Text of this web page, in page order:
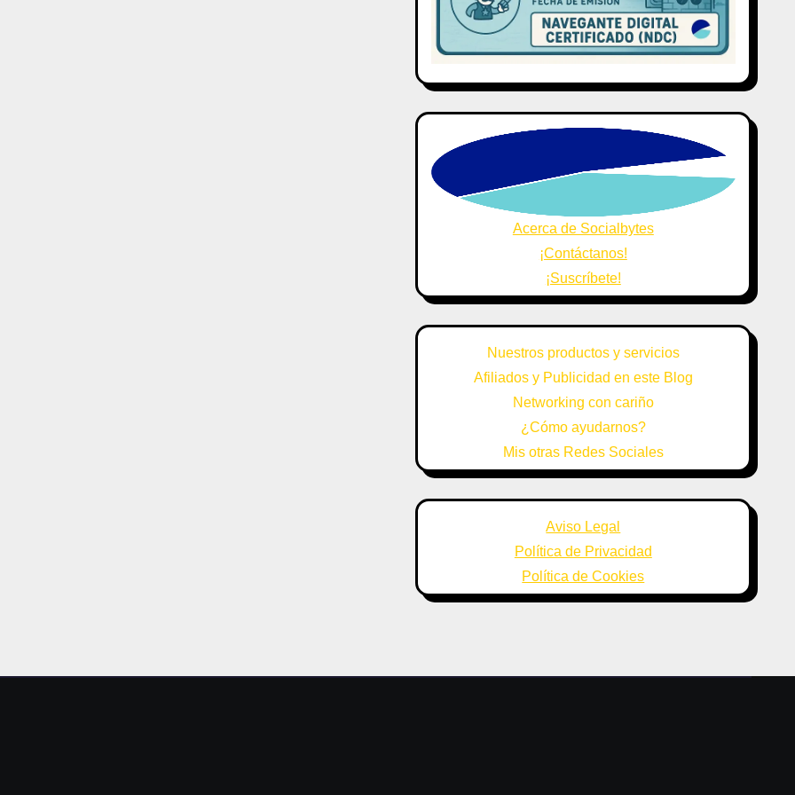
Acerca de Socialbytes
¡Contáctanos!
¡Suscríbete!
Nuestros productos y servicios
Afiliados y Publicidad en este Blog
Networking con cariño
¿Cómo ayudarnos?
Mis otras Redes Sociales
Aviso Legal
Política de Privacidad
Política de Cookies